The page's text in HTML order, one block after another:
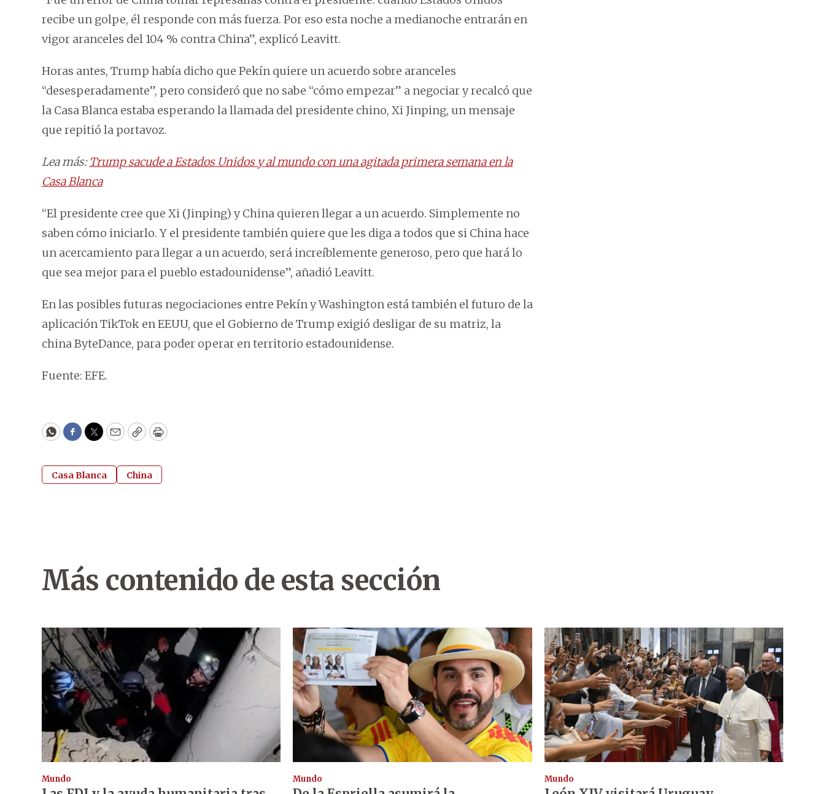
recibe un golpe, él responde con más fuerza. Por eso esta noche a medianoche entrarán en
vigor aranceles del 104 % contra China”, explicó Leavitt.
Horas antes, Trump había dicho que Pekín quiere un acuerdo sobre aranceles
“desesperadamente”, pero consideró que no sabe “cómo empezar” a negociar y recalcó que
la Casa Blanca estaba esperando la llamada del presidente chino, Xi Jinping, un mensaje
que repitió la portavoz.
Lea más:Trump sacude a Estados Unidos y al mundo con una agitada primera semana en la
Casa Blanca
“El presidente cree que Xi (Jinping) y China quieren llegar a un acuerdo. Simplemente no
saben cómo iniciarlo. Y el presidente también quiere que les diga a todos que si China hace
un acercamiento para llegar a un acuerdo, será increíblemente generoso, pero que hará lo
que sea mejor para el pueblo estadounidense”, añadió Leavitt.
En las posibles futuras negociaciones entre Pekín y Washington está también el futuro de la
aplicación TikTok en EEUU, que el Gobierno de Trump exigió desligar de su matriz, la
china ByteDance, para poder operar en territorio estadounidense.
Fuente: EFE.
WhatsApp
Facebook
Twitter
EmailCopyPrint
Casa Blanca China
Más contenido de esta sección
Mundo Mundo Mundo